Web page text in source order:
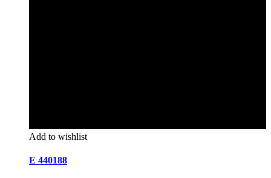
Add to wishlist
E 440188